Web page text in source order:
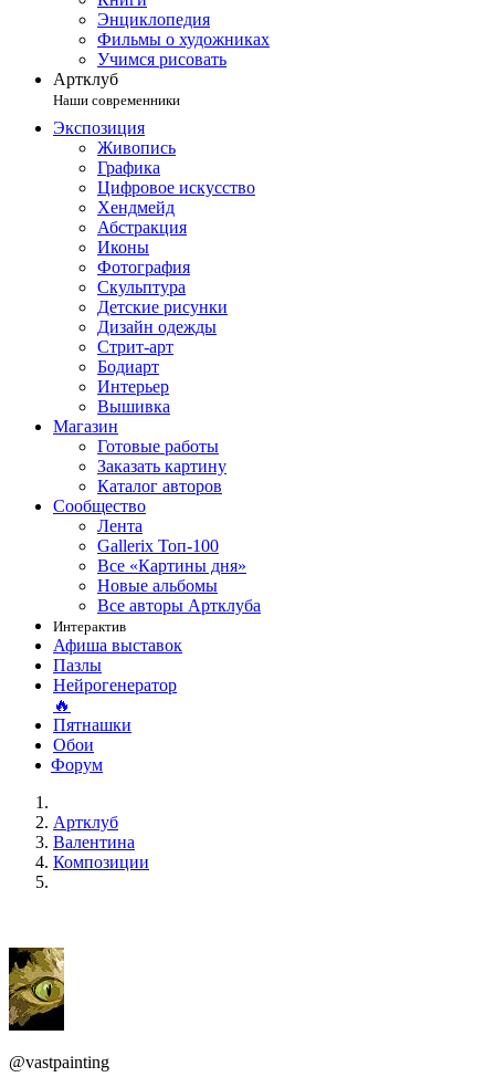
Энциклопедия
Фильмы о художниках
Учимся рисовать
Артклуб
Наши современники
Экспозиция
Живопись
Графика
Цифровое искусство
Хендмейд
Абстракция
Иконы
Фотография
Скульптура
Детские рисунки
Дизайн одежды
Стрит-арт
Бодиарт
Интерьер
Вышивка
Магазин
Готовые работы
Заказать картину
Каталог авторов
Сообщество
Лента
Gallerix Топ-100
Все «Картины дня»
Новые альбомы
Все авторы Артклуба
Интерактив
Афиша выставок
Пазлы
Нейрогенератор
🔥
Пятнашки
Обои
Форум
Артклуб
Валентина
Композиции
@vastpainting